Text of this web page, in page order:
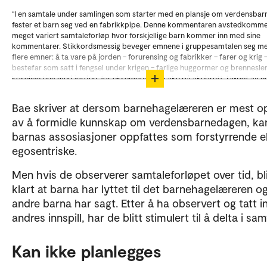
“I en samtale under samlingen som starter med en plansje om
fester et barn seg ved en fabrikkpipe. Denne kommentaren
meget variert samtaleforløp hvor forskjellige barn kommer inn med sine
kommentarer. Stikkordsmessig beveger emnene i gruppesamtalen seg
flere emner: å ta vare på jorden – forurensing og fabrikker – farer og krig –
bestefar som satt i fengsel under krigen – farlige huggormer og
koselige ting med jorden, for eksempel det å ake på akebrett. I løpet av
minutter deltar 8-10 barn, og det er tydelig ut fra replikkene at de har
Bae skriver at dersom barnehagelæreren er mest
av å formidle kunnskap om verdensbarnedagen,
barnas assosiasjoner oppfattes som forstyrrende
egosentriske.
Men hvis de observerer samtaleforløpet over tid,
klart at barna har lyttet til det barnehagelæreren
andre barna har sagt. Etter å ha observert og tatt
andres innspill, har de blitt stimulert til å delta i
Kan ikke planlegges